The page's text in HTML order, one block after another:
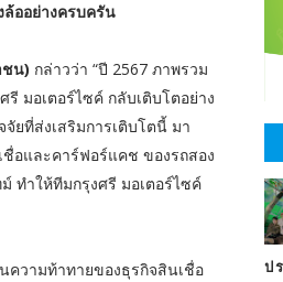
ออย่างครบครัน
ชน) กล่าวว่า “ปี 2567 ภาพรวม
มอเตอร์ไซค์ กลับเติบโตอย่าง
ยที่ส่งเสริมการเติบโตนี้ มา
อและคาร์ฟอร์แคช ของรถสอง
ทำให้ทีมกรุงศรี มอเตอร์ไซค์
ความท้าทายของธุรกิจสินเชื่อ
ป